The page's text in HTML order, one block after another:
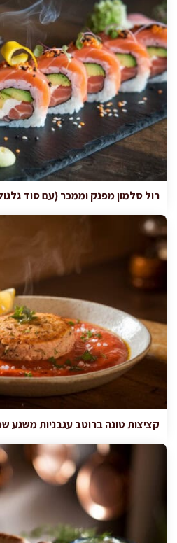
רול סלמון מפנק וממכר (עם סוד
קציצות טונה ברוטב עגבניות משגע שמוכן